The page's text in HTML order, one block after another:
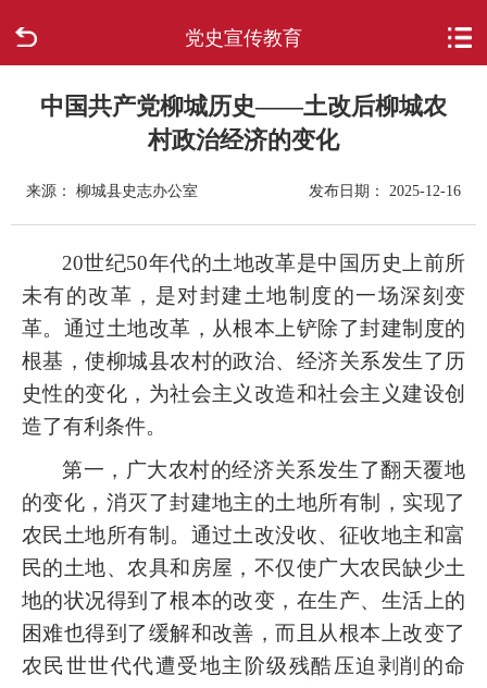
党史宣传教育
走进柳城
政府信息公开
互动回应
数据专题
中国共产党柳城历史——土改后柳城农
村政治经济的变化
来源： 柳城县史志办公室 发布日期： 2025-12-16
20世纪50年代的土地改革是中国历史上前所
未有的改革，是对封建 土地制度的一场深刻变
革。通过土地改革，从根本上铲除了封建制度的
根基，使柳城县农村的政治、经济关系发生了历
史性的变化，为社会主义改造和社会主义建设创
造了有利条件。
第一，广大农村的经济关系发生了翻天覆地
的变化，消灭了封建地主的土地所有制，实现了
农民土地所有制。通过土改没收、征收地主和富
民的土地、农具和房屋，不仅使广大农民缺少土
地的状况得到了根本的改变，在生产、生活上的
困难也得到了缓解和改善，而且从根本上改变了
农民世世代代遭受地主阶级残酷压迫剥削的命